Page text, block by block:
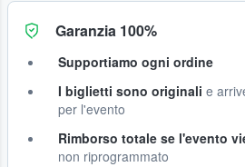
Garanzia 100%
Supportiamo ogni ordine
I biglietti sono originali e
per l'evento
Rimborso totale se l'evento
non riprogrammato